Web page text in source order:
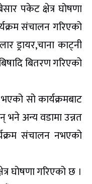
पकेट क्षेत्र घोषणा
संचालन गरिएको
ड्रायर,चाना काट्नी
बितरण गरिएको
सो कार्यक्रमबाट
अन्य वडामा उन्नत
संचालन नभएको
घोषणा गरिएको छ ।